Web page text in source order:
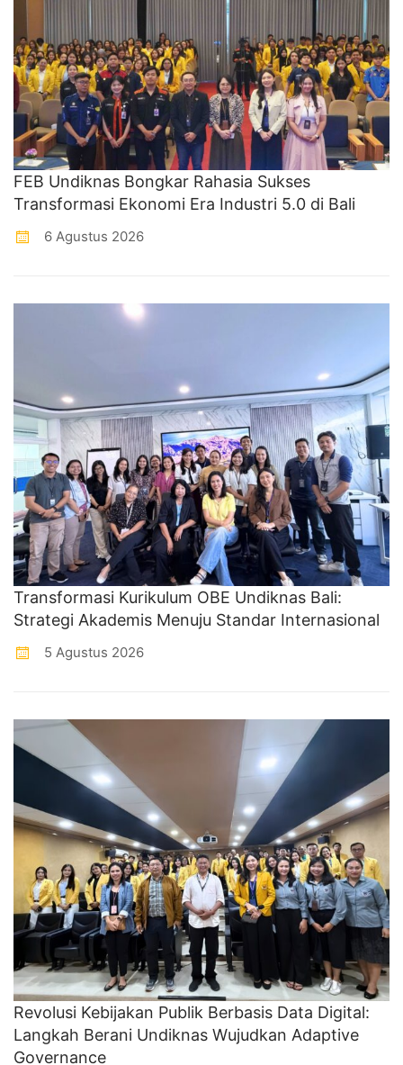
FEB Undiknas Bongkar Rahasia Sukses
Transformasi Ekonomi Era Industri 5.0 di Bali
6 Agustus 2026
Transformasi Kurikulum OBE Undiknas Bali:
Strategi Akademis Menuju Standar Internasional
5 Agustus 2026
Revolusi Kebijakan Publik Berbasis Data Digital:
Langkah Berani Undiknas Wujudkan Adaptive
Governance